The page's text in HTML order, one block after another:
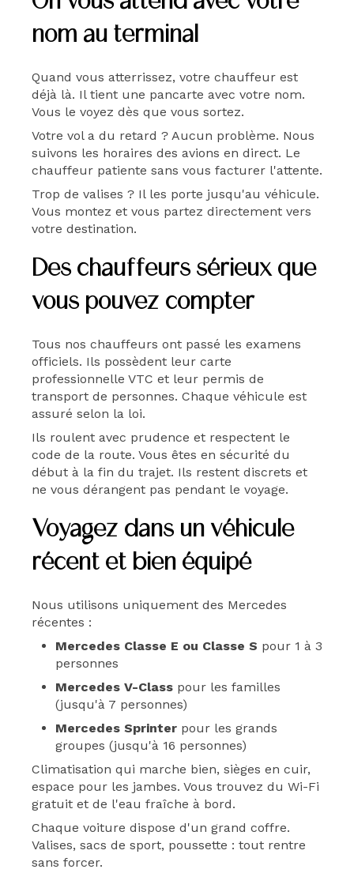
nom au terminal
Quand vous atterrissez, votre chauffeur est
déjà là. Il tient une pancarte avec votre nom.
Vous le voyez dès que vous sortez.
Votre vol a du retard ? Aucun problème. Nous
suivons les horaires des avions en direct. Le
chauffeur patiente sans vous facturer l'attente.
Trop de valises ? Il les porte jusqu'au véhicule.
Vous montez et vous partez directement vers
votre destination.
Des chauffeurs sérieux que
vous pouvez compter
Tous nos chauffeurs ont passé les examens
officiels. Ils possèdent leur carte
professionnelle VTC et leur permis de
transport de personnes. Chaque véhicule est
assuré selon la loi.
Ils roulent avec prudence et respectent le
code de la route. Vous êtes en sécurité du
début à la fin du trajet. Ils restent discrets et
ne vous dérangent pas pendant le voyage.
Voyagez dans un véhicule
récent et bien équipé
Nous utilisons uniquement des Mercedes
récentes :
Mercedes Classe E ou Classe S pour 1 à 3
personnes
Mercedes V-Class pour les familles
(jusqu'à 7 personnes)
Mercedes Sprinter pour les grands
groupes (jusqu'à 16 personnes)
Climatisation qui marche bien, sièges en cuir,
espace pour les jambes. Vous trouvez du Wi-Fi
gratuit et de l'eau fraîche à bord.
Chaque voiture dispose d'un grand coffre.
Valises, sacs de sport, poussette : tout rentre
sans forcer.